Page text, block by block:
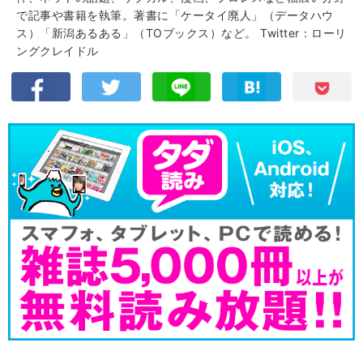
で記事や書籍を執筆。著書に「ケータイ廃人」（データハウ
ス）「新潟あるある」（TOブックス）など。 Twitter：ローリ
ングクレイドル